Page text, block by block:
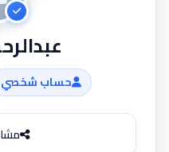
إضافة إعلان
حساب شخصي